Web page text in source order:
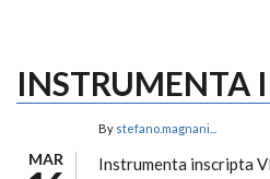
INSTRUMENTA
MAR
By stefano.magnani...
Instrumenta inscripta VI